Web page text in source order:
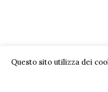
Questo sito utilizza dei